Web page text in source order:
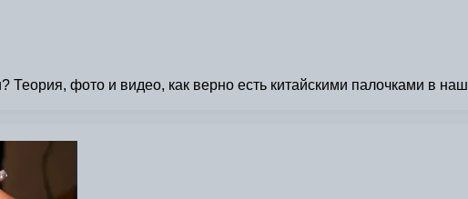
Теория, фото и видео, как верно есть китайскими палочками в